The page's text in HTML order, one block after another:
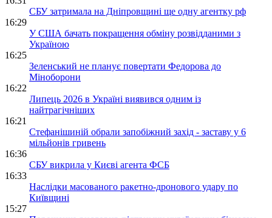
СБУ затримала на Дніпровщині ще одну агентку рф
16:29
У США бачать покращення обміну розвідданими з
Україною
16:25
Зеленський не планує повертати Федорова до
Міноборони
16:22
Липець 2026 в Україні виявився одним із
найтрагічніших
16:21
Стефанішиній обрали запобіжний захід - заставу у 6
мільйонів гривень
16:36
СБУ викрила у Києві агента ФСБ
16:33
Наслідки масованого ракетно-дронового удару по
Київщині
15:27